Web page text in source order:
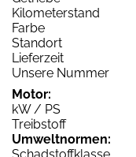
Kilometerstand
Farbe
Standort
Lieferzeit
Unsere Nummer
Motor:
kW / PS
Treibstoff
Umweltnormen:
Schadstoffklasse